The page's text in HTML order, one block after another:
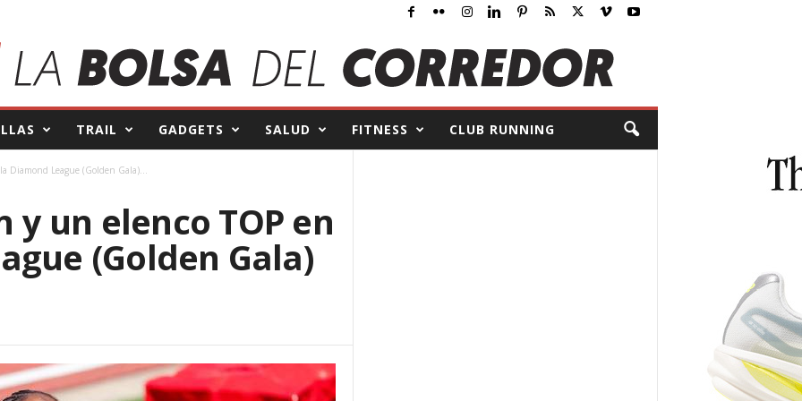
TRAIL GADGETS SALUD FITNESS CLUB RUNNING
Diamond League (Golden Gala)...
y un elenco TOP en
(Golden Gala)